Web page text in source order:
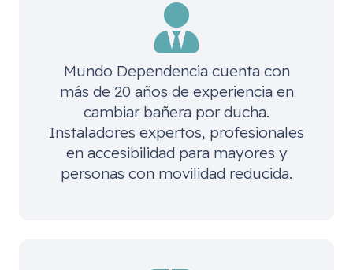
Mundo Dependencia cuenta con
más de 20 años de experiencia en
cambiar bañera por ducha.
Instaladores expertos, profesionales
en accesibilidad para mayores y
personas con movilidad reducida.